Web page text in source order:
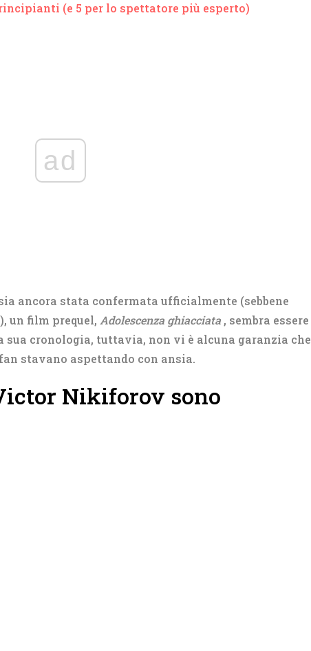
(e 5 per lo spettatore più esperto)
ad
ancora stata confermata ufficialmente (sebbene
un film prequel, Adolescenza ghiacciata , sembra essere
sua cronologia, tuttavia, non vi è alcuna garanzia che
stavano aspettando con ansia.
Nikiforov sono